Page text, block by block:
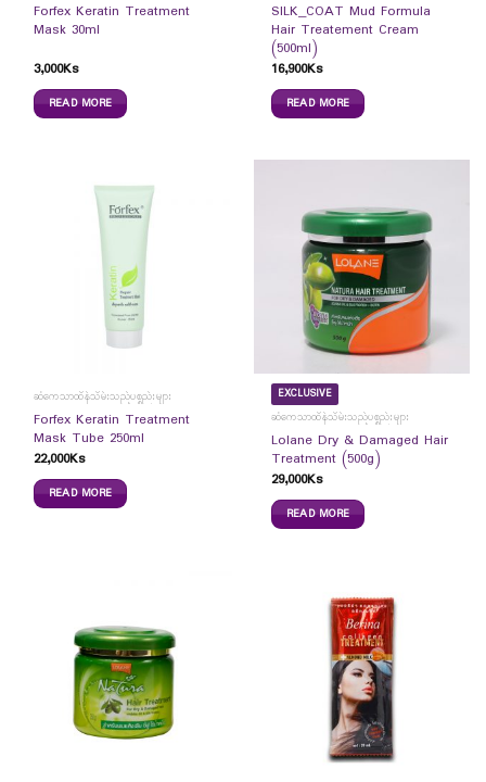
Forfex Keratin Treatment
Mask 30ml
3,000Ks
READ MORE
SILK_COAT Mud Formula
Hair Treatement Cream
(500ml)
16,900Ks
READ MORE
ဆံကေသာထိန်သိမ်းသည့်ပစ္စည်းများ
Forfex Keratin Treatment
Mask Tube 250ml
22,000Ks
READ MORE
EXCLUSIVE
ဆံကေသာထိန်သိမ်းသည့်ပစ္စည်းများ
Lolane Dry & Damaged Hair
Treatment (500g)
29,000Ks
READ MORE